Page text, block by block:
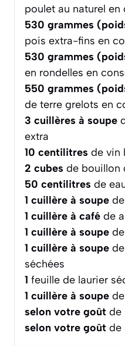
poulet au naturel en
530 grammes
pois extra-fins en
530 grammes
en rondelles en
550 grammes
de terre grelots en
3 cuillères à soupe
extra
10 centilitres de vin
2 cubes de bouillon
50 centilitres de
1 cuillère à soupe
1 cuillère à café de
1 cuillère à soupe
1 cuillère à soupe
séchées
1 feuille de laurier
1 cuillère à soupe
selon votre goût de
selon votre goût de